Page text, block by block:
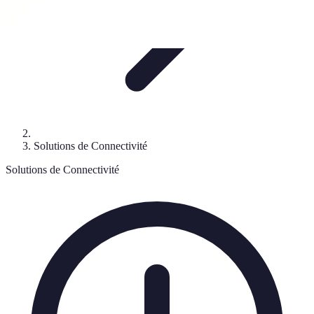
Solutions de Connectivité
Solutions de Connectivité